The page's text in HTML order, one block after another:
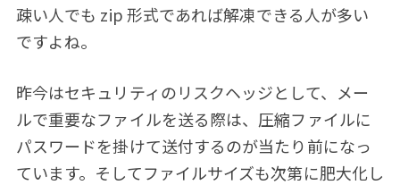
疎い人でも zip 形式であれば解凍できる人が多い
ですよね。
昨今はセキュリティのリスクヘッジとして、メー
ルで重要なファイルを送る際は、圧縮ファイルに
パスワードを掛けて送付するのが当たり前になっ
ています。そしてファイルサイズも次第に肥大化し